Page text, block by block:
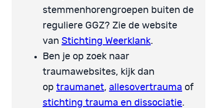
stemmenhorengroepen buiten de
reguliere GGZ? Zie de website
van Stichting Weerklank.
Ben je op zoek naar
traumawebsites, kijk dan
op traumanet, allesovertrauma of
stichting trauma en dissociatie.